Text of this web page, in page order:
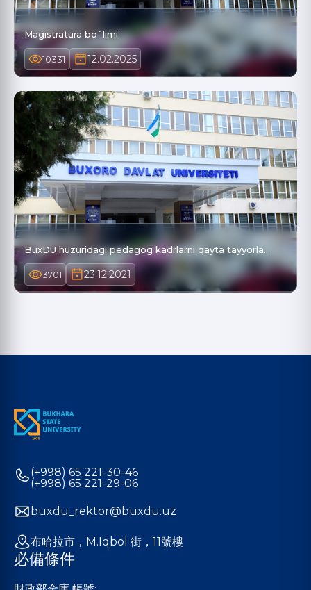
Magistratura bo`limi
10331 12.02.2025
BuxDU huzuridagi pedagog kadrlarni qayta tayyorla…
3701 23.12.2021
(+998) 65 221-30-46
(+998) 65 221-29-06
buxdu_rektor@buxdu.uz
布哈拉市，M.Iqbol 街，11號樓
必備條件